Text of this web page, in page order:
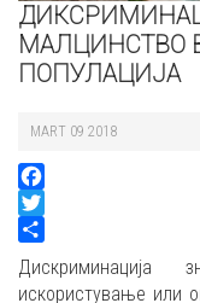
МАЛЦИНСТВО
ПОПУЛАЦИЈА
MART 09 2018
Facebook
Twitter
Share
искористување или